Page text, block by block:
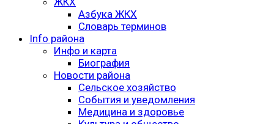
Азбука ЖКХ
Словарь терминов
Info района
Инфо и карта
Биография
Новости района
Сельское хозяйство
События и уведомления
Медицина и здоровье